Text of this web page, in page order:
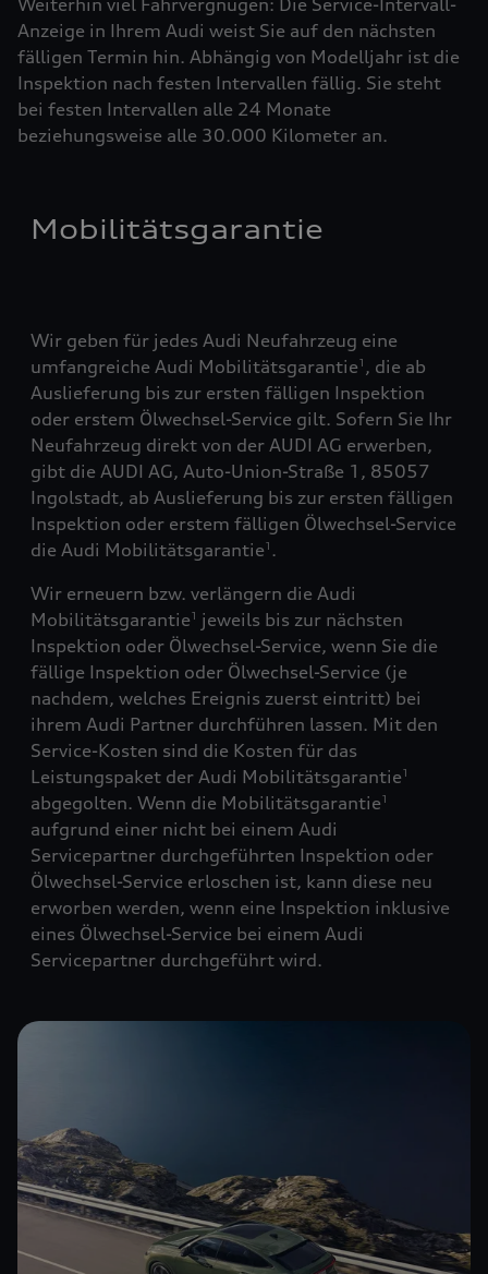
Weiterhin viel Fahrvergnügen: Die Service-Intervall-
Anzeige in Ihrem Audi weist Sie auf den nächsten
fälligen Termin hin. Abhängig von Modelljahr ist die
Inspektion nach festen Intervallen fällig. Sie steht
bei festen Intervallen alle 24 Monate
beziehungsweise alle 30.000 Kilometer an.
Mobilitätsgarantie
Wir geben für jedes Audi Neufahrzeug eine
umfangreiche Audi Mobilitätsgarantie1 , die ab
Auslieferung bis zur ersten fälligen Inspektion
oder erstem Ölwechsel-Service gilt. Sofern Sie Ihr
Neufahrzeug direkt von der AUDI AG erwerben,
gibt die AUDI AG, Auto-Union-Straße 1, 85057
Ingolstadt, ab Auslieferung bis zur ersten fälligen
Inspektion oder erstem fälligen Ölwechsel-Service
die Audi Mobilitätsgarantie1 .
Wir erneuern bzw. verlängern die Audi
Mobilitätsgarantie1
jeweils bis zur nächsten
Inspektion oder Ölwechsel-Service, wenn Sie die
fällige Inspektion oder Ölwechsel-Service (je
nachdem, welches Ereignis zuerst eintritt) bei
ihrem Audi Partner durchführen lassen. Mit den
Service-Kosten sind die Kosten für das
Leistungspaket der Audi Mobilitätsgarantie1
abgegolten. Wenn die Mobilitätsgarantie1
aufgrund einer nicht bei einem Audi
Servicepartner durchgeführten Inspektion oder
Ölwechsel-Service erloschen ist, kann diese neu
erworben werden, wenn eine Inspektion inklusive
eines Ölwechsel-Service bei einem Audi
Servicepartner durchgeführt wird.